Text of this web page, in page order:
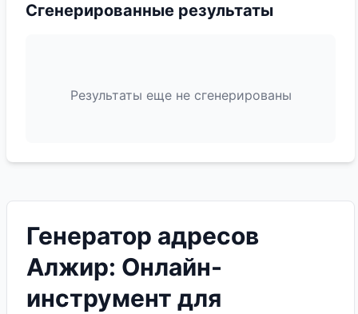
Сгенерированные результаты
Результаты еще не сгенерированы
Генератор адресов
Алжир: Онлайн-
инструмент для